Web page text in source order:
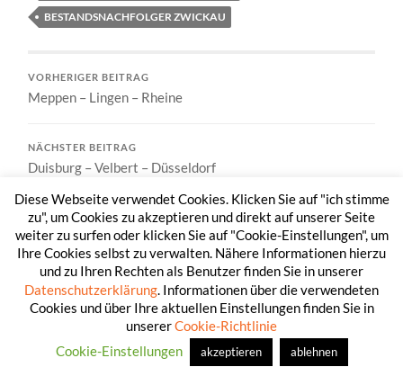
BESTANDSNACHFOLGER ZWICKAU
VORHERIGER BEITRAG
Meppen – Lingen – Rheine
NÄCHSTER BEITRAG
Duisburg – Velbert – Düsseldorf
BESTANDSNACHFOLGE 24 —HOCH ↑
Diese Webseite verwendet Cookies. Klicken Sie auf "ich stimme
zu", um Cookies zu akzeptieren und direkt auf unserer Seite
weiter zu surfen oder klicken Sie auf "Cookie-Einstellungen", um
Ihre Cookies selbst zu verwalten. Nähere Informationen hierzu
und zu Ihren Rechten als Benutzer finden Sie in unserer
Datenschutzerklärung . Informationen über die verwendeten
Cookies und über Ihre aktuellen Einstellungen finden Sie in
unsererCookie-Richtlinie
Cookie-Einstellungen
akzeptieren ablehnen